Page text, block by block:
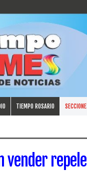
TIEMPO ROSARIO
vender